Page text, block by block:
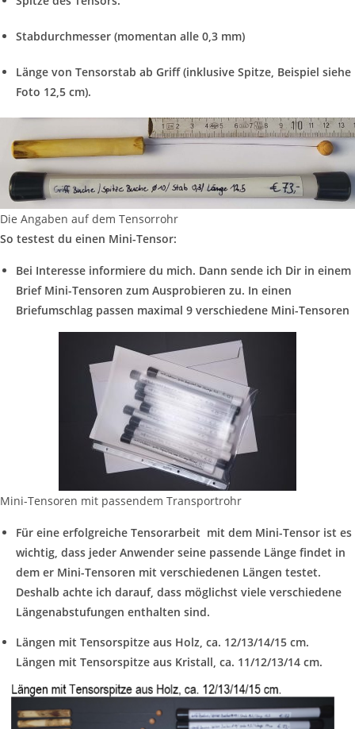
Stabdurchmesser (momentan alle 0,3 mm)
Länge von Tensorstab ab Griff (inklusive Spitze, Beispiel siehe
Foto 12,5 cm).
Die Angaben auf dem Tensorrohr
So testest du einen Mini-Tensor:
Bei Interesse informiere du mich. Dann sende ich Dir in einem
Brief Mini-Tensoren zum Ausprobieren zu. In einen
Briefumschlag passen maximal 9 verschiedene Mini-Tensoren
Mini-Tensoren mit passendem Transportrohr
Für eine erfolgreiche Tensorarbeit mit dem Mini-Tensor ist es
wichtig, dass jeder Anwender seine passende Länge findet in
dem er Mini-Tensoren mit verschiedenen Längen testet.
Deshalb achte ich darauf, dass möglichst viele verschiedene
Längenabstufungen enthalten sind.
Längen mit Tensorspitze aus Holz, ca. 12/13/14/15 cm.
Längen mit Tensorspitze aus Kristall, ca. 11/12/13/14 cm.